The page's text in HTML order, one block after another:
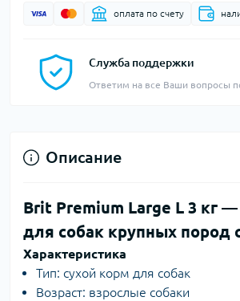
оплата по счету
Служба поддержки
Ответим на все Ваши вопросы
Описание
Brit Premium Large L 3 кг
для собак крупных пород
Характеристика
Тип: сухой корм для собак
Возраст: взрослые собаки